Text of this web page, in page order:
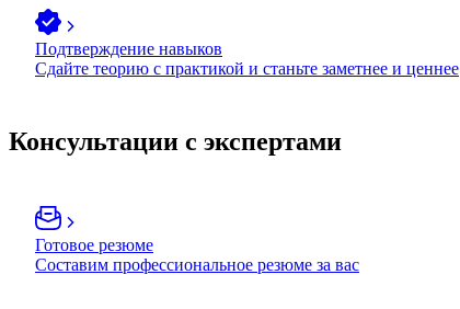
Подтверждение навыков
Сдайте теорию с практикой и станьте заметнее и ценнее
Консультации с экспертами
Готовое резюме
Составим профессиональное резюме за вас